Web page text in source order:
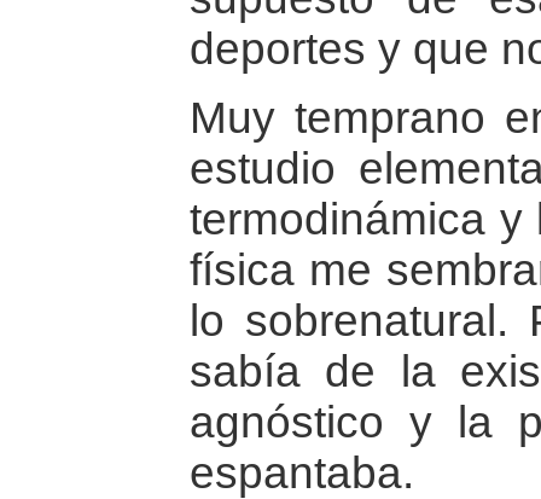
deportes y que
Muy temprano
estudio
termodinámica
física me
lo
sabía de la
agnóstico y la
espantaba.